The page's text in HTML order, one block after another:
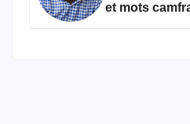
et mots